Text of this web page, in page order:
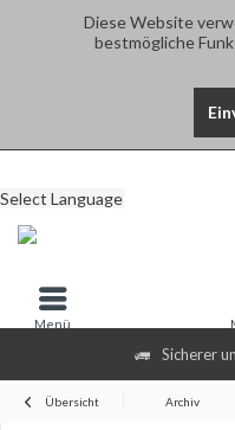
Diese Website
bestmögliche
Sicherer
Select Language
Menü
Übersicht Archiv